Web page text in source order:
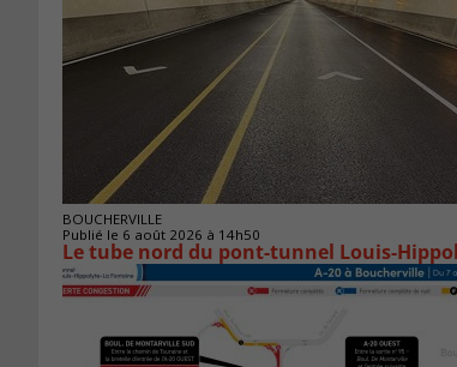
BOUCHERVILLE
Publié le 6 août 2026 à 14h50
Le tube nord du pont-tunnel Louis-